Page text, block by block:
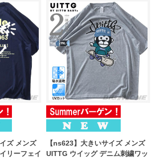
ズ メンズ
リーフェイ
【ns623】大きいサイズ メンズ
UITTG ウイッグ デニム刺繍ワッ